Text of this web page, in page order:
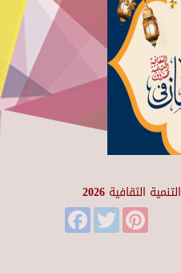
الثقافية 2026
FacebookTwitter